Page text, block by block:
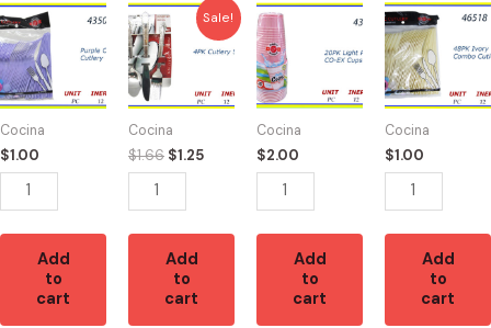
Cocina
$1.00
43503
-
CUBIERTOS
COMBO
LAVENDER
(48)
quantity
Add
to
cart
Sale!
Cocina
$1.66
Original
price
was:
$1.66.
$1.25
Current
price
is:
43533
-
COMBO
CUBIERTOS
CHROMADO
(4)
quantity
Add
to
cart
Cocina
$2.00
43701
-
VASOS
ROSA
12oz
(20)
quantity
Add
to
cart
Cocina
$1.00
43518
-
CUBIERTOS
COMBO
IVORY
(48)
quantity
Add
to
cart